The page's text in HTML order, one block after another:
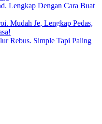
Lengkap Dengan Cara Buat
Mudah Je, Lengkap Pedas,
Rebus. Simple Tapi Paling